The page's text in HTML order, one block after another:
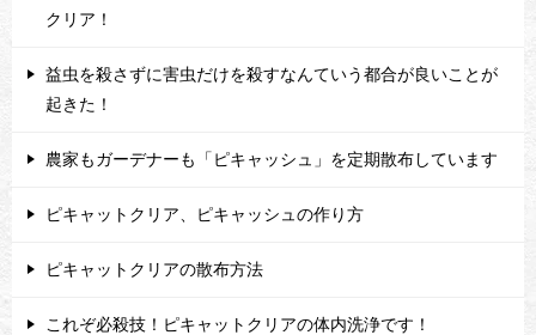
クリア！
益虫を殺さずに害虫だけを殺すなんていう都合が良いことが
起きた！
農家もガーデナーも「ピキャッシュ」を定期散布しています
ピキャットクリア、ピキャッシュの作り方
ピキャットクリアの散布方法
これぞ必殺技！ピキャットクリアの体内洗浄です！